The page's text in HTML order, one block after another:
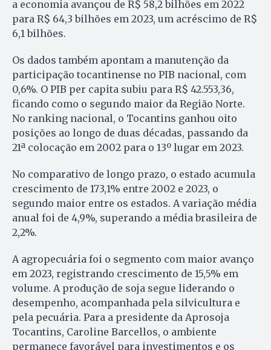
a economia avançou de R$ 58,2 bilhões em 2022
para R$ 64,3 bilhões em 2023, um acréscimo de R$
6,1 bilhões.
Os dados também apontam a manutenção da
participação tocantinense no PIB nacional, com
0,6%. O PIB per capita subiu para R$ 42.553,36,
ficando como o segundo maior da Região Norte.
No ranking nacional, o Tocantins ganhou oito
posições ao longo de duas décadas, passando da
21ª colocação em 2002 para o 13º lugar em 2023.
No comparativo de longo prazo, o estado acumula
crescimento de 173,1% entre 2002 e 2023, o
segundo maior entre os estados. A variação média
anual foi de 4,9%, superando a média brasileira de
2,2%.
A agropecuária foi o segmento com maior avanço
em 2023, registrando crescimento de 15,5% em
volume. A produção de soja segue liderando o
desempenho, acompanhada pela silvicultura e
pela pecuária. Para a presidente da Aprosoja
Tocantins, Caroline Barcellos, o ambiente
permanece favorável para investimentos e os